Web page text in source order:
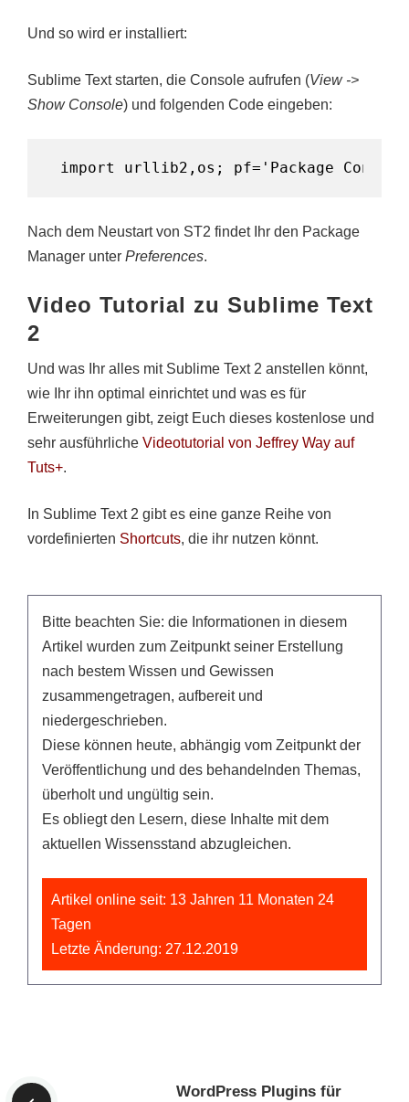
Und so wird er installiert:
Sublime Text starten, die Console aufrufen (View ->
Show Console) und folgenden Code eingeben:
import urllib2,os; pf='Package
Nach dem Neustart von ST2 findet Ihr den Package
Manager unter Preferences.
Video Tutorial zu Sublime Text
2
Und was Ihr alles mit Sublime Text 2 anstellen könnt,
wie Ihr ihn optimal einrichtet und was es für
Erweiterungen gibt, zeigt Euch dieses kostenlose und
sehr ausführliche Videotutorial von Jeffrey Way auf
Tuts+.
In Sublime Text 2 gibt es eine ganze Reihe von
vordefinierten Shortcuts, die ihr nutzen könnt.
Bitte beachten Sie: die Informationen in diesem
Artikel wurden zum Zeitpunkt seiner Erstellung
nach bestem Wissen und Gewissen
zusammengetragen, aufbereit und
niedergeschrieben.
Diese können heute, abhängig vom Zeitpunkt der
Veröffentlichung und des behandelnden Themas,
überholt und ungültig sein.
Es obliegt den Lesern, diese Inhalte mit dem
aktuellen Wissensstand abzugleichen.
Artikel online seit: 13 Jahren 11 Monaten 24
Tagen
Letzte Änderung: 27.12.2019
WordPress Plugins für